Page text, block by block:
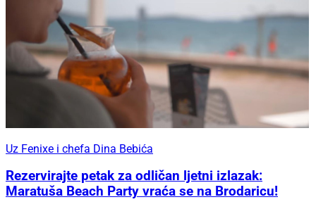
Uz Fenixe i chefa Dina Bebića
Rezervirajte petak za odličan ljetni izlazak:
Maratuša Beach Party vraća se na Brodaricu!